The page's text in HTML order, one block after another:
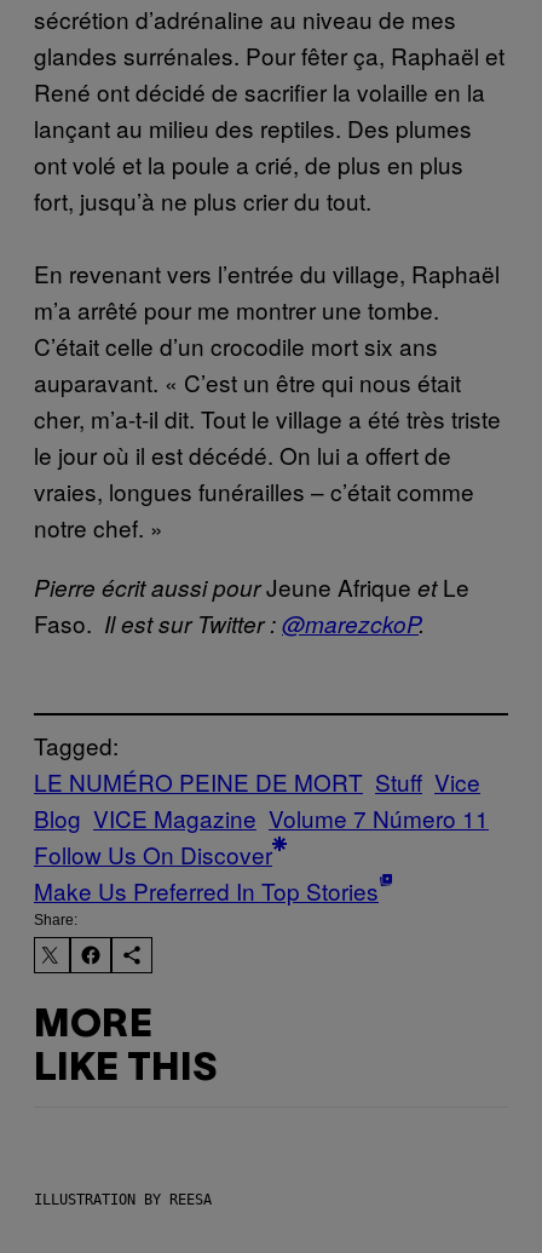
sécrétion d’adrénaline au niveau de mes
glandes surrénales. Pour fêter ça, Raphaël et
René ont décidé de sacrifier la volaille en la
lançant au milieu des reptiles. Des plumes
ont volé et la poule a crié, de plus en plus
fort, jusqu’à ne plus crier du tout.
En revenant vers l’entrée du village, Raphaël
m’a arrêté pour me montrer une tombe.
C’était celle d’un crocodile mort six ans
auparavant. « C’est un être qui nous était
cher, m’a-t-il dit. Tout le village a été très triste
le jour où il est décédé. On lui a offert de
vraies, longues funérailles – c’était comme
notre chef. »
Pierre écrit aussi pourJeune Afrique etLe
Faso. Il est sur Twitter :@marezckoP.
Tagged:
LE NUMÉRO PEINE DE MORT Stuff Vice
Blog VICE Magazine Volume 7 Número 11
Follow Us On Discover
Make Us Preferred In Top Stories
Share:
MORE
LIKE THIS
ILLUSTRATION BY REESA